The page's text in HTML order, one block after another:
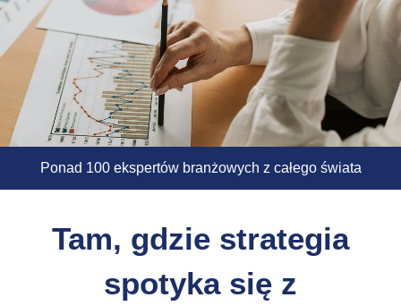
Ponad 100 ekspertów branżowych z całego świata
Tam, gdzie strategia
spotyka się z